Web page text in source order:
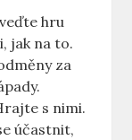
hru
jak na to.
za
s nimi.
účastnit,